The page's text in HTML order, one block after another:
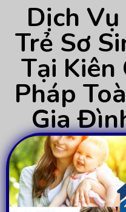
Dịch
Trẻ Sơ
Tại Kiên
Pháp
Gia